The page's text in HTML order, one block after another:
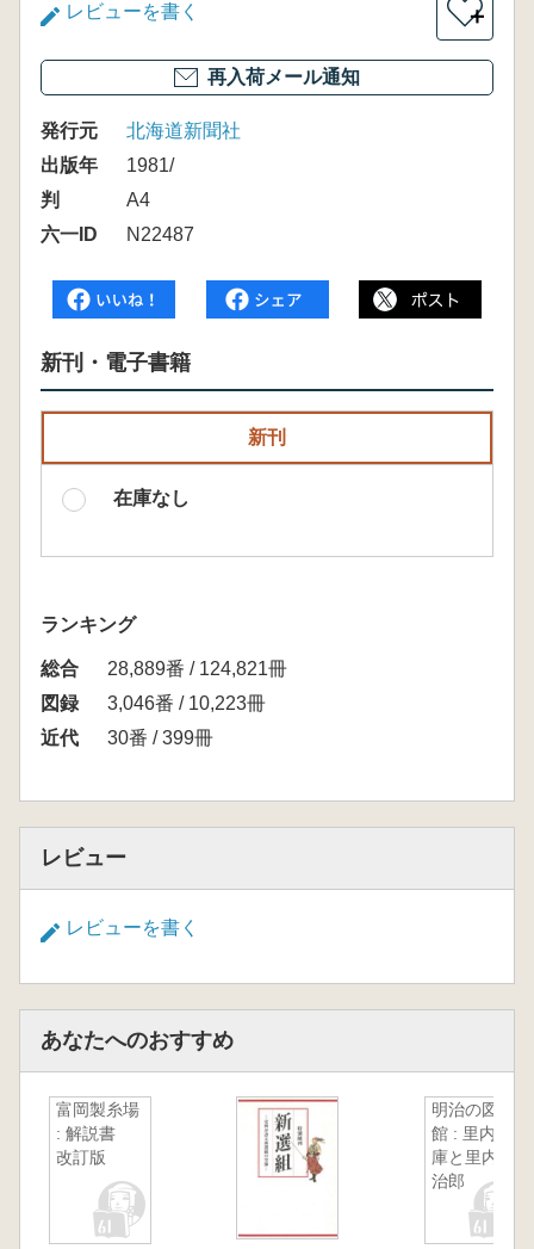
レビューを書く ＋
再入荷メール通知
発行元
北海道新聞社
出版年
1981/
判
A4
六一ID
N22487
新刊・電子書籍
新刊
在庫なし
ランキング
総合
28,889番 / 124,821冊
図録
3,046番 / 10,223冊
近代
30番 / 399冊
レビュー
レビューを書く
あなたへのおすすめ
富岡製糸場
: 解説書
改訂版
明治の図書
館 : 里内文
庫と里内勝
治郎